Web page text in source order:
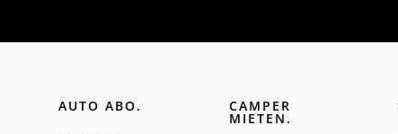
AUTO ABO. CAMPER
MIETEN.